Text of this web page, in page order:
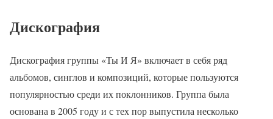
Дискография
Дискография группы «Ты И Я» включает в себя ряд
альбомов, синглов и композиций, которые пользуются
популярностью среди их поклонников. Группа была
основана в 2005 году и с тех пор выпустила несколько